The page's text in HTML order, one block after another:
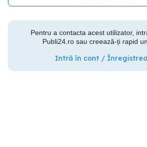
Pentru a contacta acest utilizator,
Publi24.ro sau creează-ți rapid
Intră în cont /